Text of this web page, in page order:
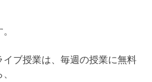
イブ授業は、毎週の授業に無料